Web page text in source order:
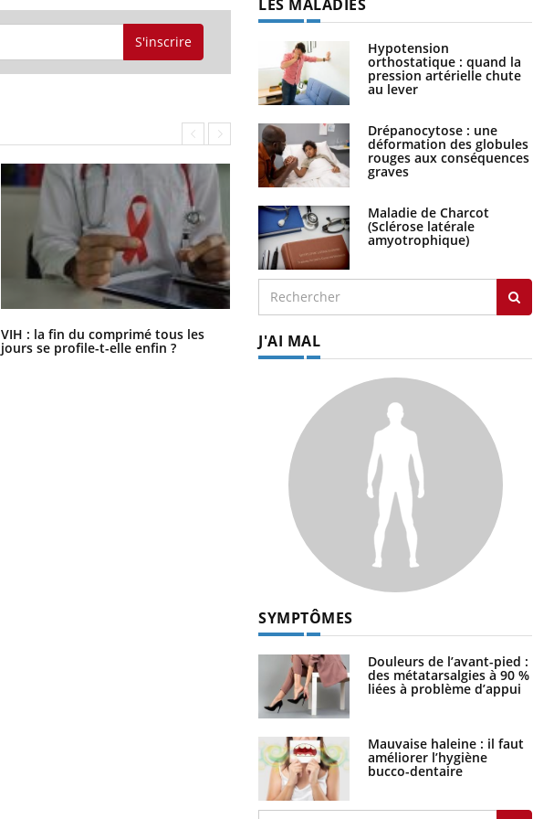
S'inscrire
VIH : la fin du comprimé tous les
jours se profile-t-elle enfin ? premiers jours de vos vacances ?
LES MALADIES
Hypotension
orthostatique : quand la
pression artérielle chute
au lever
Drépanocytose : une
déformation des globules
rouges aux conséquences
graves
Maladie de Charcot
(Sclérose latérale
amyotrophique)
J'AI MAL
SYMPTÔMES
Douleurs de l’avant-pied :
des métatarsalgies à 90 %
liées à problème d’appui
Mauvaise haleine : il faut
améliorer l’hygiène
bucco-dentaire